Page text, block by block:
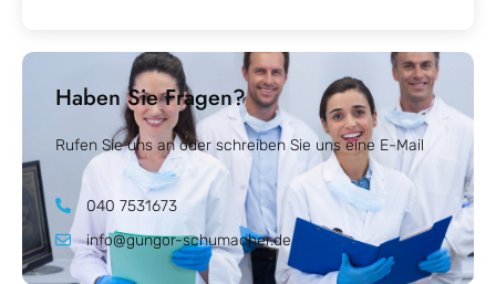
Haben Sie Fragen?
Rufen Sie uns an oder schreiben Sie uns eine E-Mail
040 7531673
info@gungor-schumacher.de